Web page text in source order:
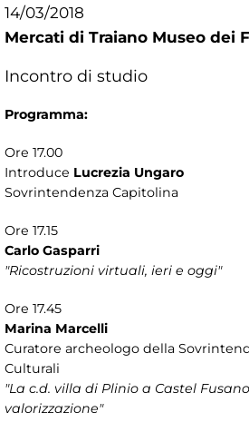
14/03/2018
Mercati di Traiano Museo dei
Incontro di studio
Programma:
Ore 17.00
Introduce Lucrezia Ungaro
Sovrintendenza Capitolina
Ore 17.15
Carlo Gasparri
"Ricostruzioni virtuali, ieri e oggi"
Ore 17.45
Marina Marcelli
Curatore archeologo della
Culturali
"La c.d. villa di Plinio a Castel
valorizzazione"